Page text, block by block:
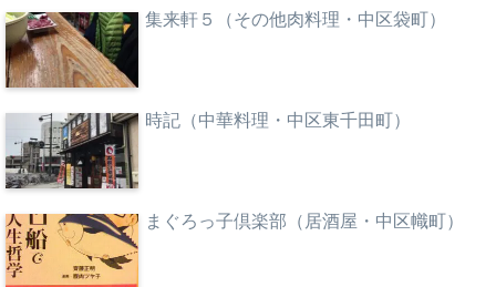
集来軒５（その他肉料理・中区袋町）
時記（中華料理・中区東千田町）
まぐろっ子倶楽部（居酒屋・中区幟町）